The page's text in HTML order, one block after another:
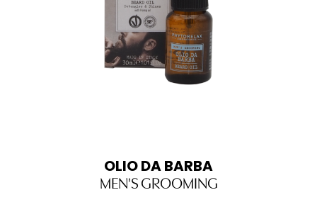
OLIO DA BARBA
MEN'S GROOMING